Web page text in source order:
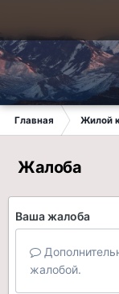
Главная Жилой
Жалоба
Ваша жалоба
жалобой.